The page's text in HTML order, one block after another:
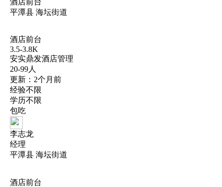
平潭县 海坛街道
酒店前台
3.5-3.8K
安实鼎发酒店管理
20-99人
更新：2个月前
经验不限
学历不限
包吃
李志龙
经理
平潭县 海坛街道
酒店前台